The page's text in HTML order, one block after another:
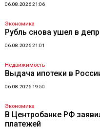
06.08.2026 21:06
Экономика
Рубль снова ушел в
06.08.2026 21:01
Недвижимость
Выдача ипотеки в
06.08.2026 19:50
Экономика
В Центробанке РФ
платежей